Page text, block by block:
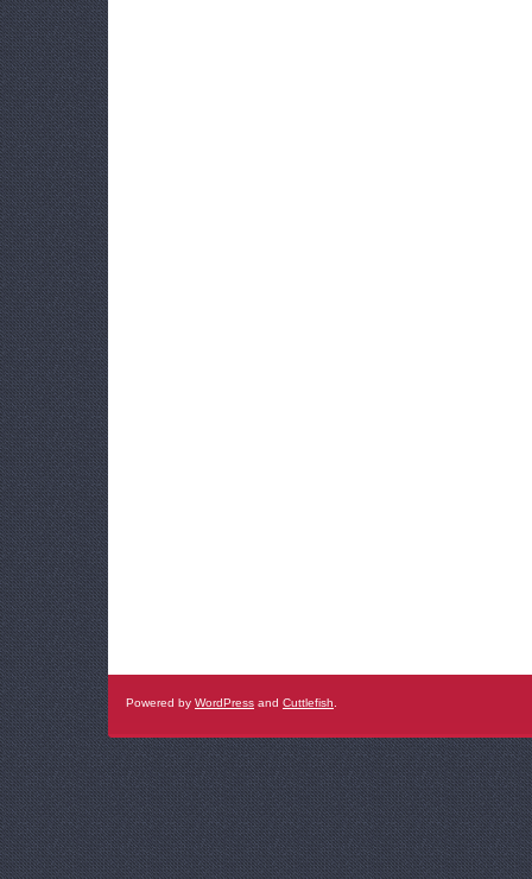
Powered by WordPress and Cuttlefish